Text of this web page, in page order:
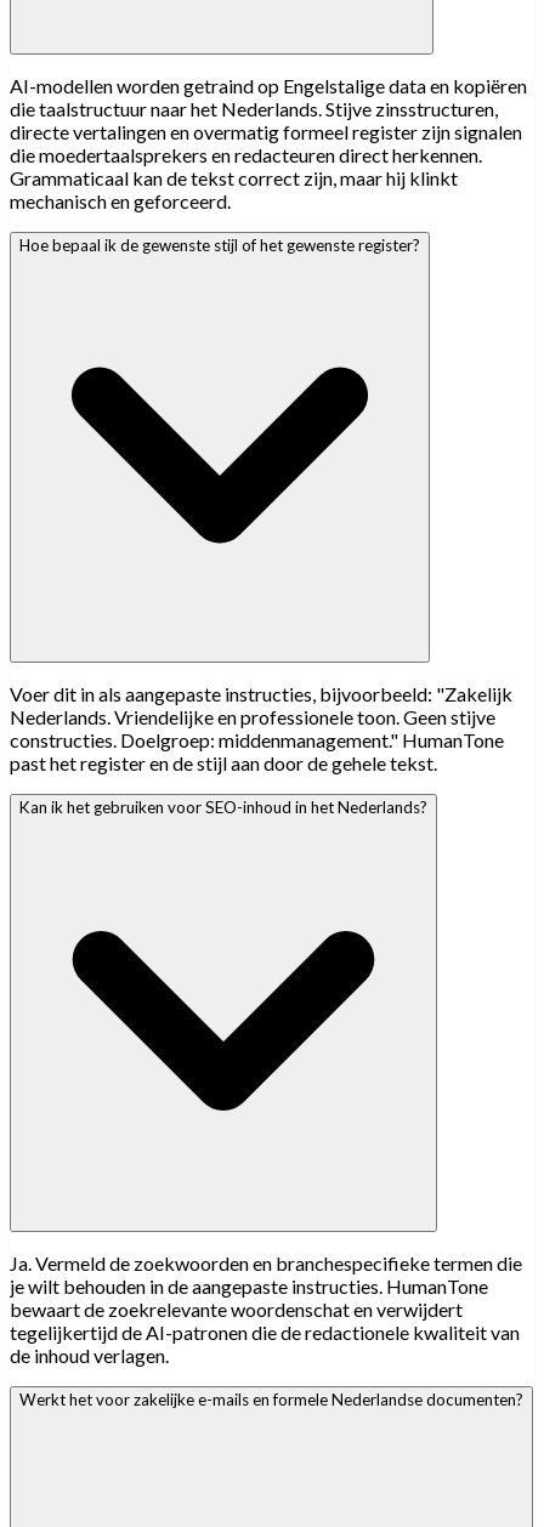
AI-modellen worden getraind op Engelstalige data en kopiëren
die taalstructuur naar het Nederlands. Stijve zinsstructuren,
directe vertalingen en overmatig formeel register zijn signalen
die moedertaalsprekers en redacteuren direct herkennen.
Grammaticaal kan de tekst correct zijn, maar hij klinkt
mechanisch en geforceerd.
Hoe bepaal ik de gewenste stijl of het gewenste register?
Voer dit in als aangepaste instructies, bijvoorbeeld: "Zakelijk
Nederlands. Vriendelijke en professionele toon. Geen stijve
constructies. Doelgroep: middenmanagement." HumanTone
past het register en de stijl aan door de gehele tekst.
Kan ik het gebruiken voor SEO-inhoud in het Nederlands?
Ja. Vermeld de zoekwoorden en branchespecifieke termen die
je wilt behouden in de aangepaste instructies. HumanTone
bewaart de zoekrelevante woordenschat en verwijdert
tegelijkertijd de AI-patronen die de redactionele kwaliteit van
de inhoud verlagen.
Werkt het voor zakelijke e-mails en formele Nederlandse documenten?